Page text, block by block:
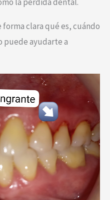
clara qué es, cuándo
puede ayudarte a